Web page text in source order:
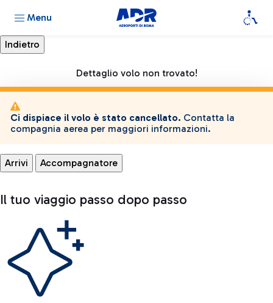
Menu
Dettaglio volo non trovato!
Ci dispiace il volo è stato cancellato. Contatta la
compagnia aerea per maggiori informazioni.
Arrivi Accompagnatore
Il tuo viaggio passo dopo passo